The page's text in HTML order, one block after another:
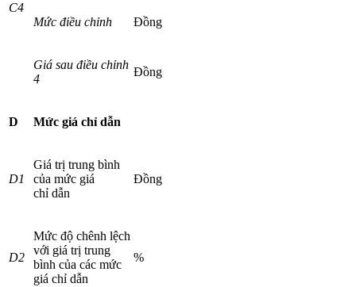
C4
Mức điều chỉnh Đồng
Giá sau điều chỉnh
4
Đồng
D Mức giá chỉ dẫn
D1
Giá trị trung bình
của mức giá
chỉ dẫn
Đồng
D2
Mức độ chênh lệch
với giá trị trung
bình của các mức
giá chỉ dẫn
%